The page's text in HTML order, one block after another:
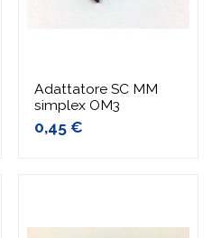
Adattatore SC MM
simplex OM3
0,45 €